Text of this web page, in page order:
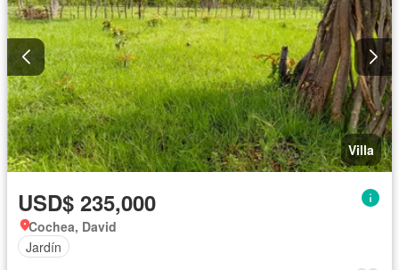
Villa
USD$ 235,000
Cochea, David
Jardín